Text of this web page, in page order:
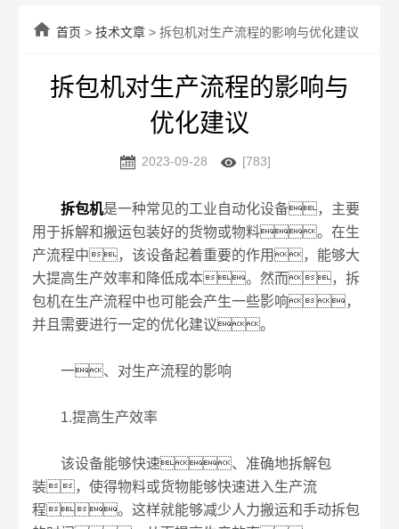
 首页 >技术文章 > 拆包机对生产流程的影响与优化建议
拆包机对生产流程的影响与
优化建议
 2023-09-28  [783]
拆包机是一种常见的工业自动化设备，主要
用于拆解和搬运包装好的货物或物料。在生
产流程中，该设备起着重要的作用，能够大
大提高生产效率和降低成本。然而，拆
包机在生产流程中也可能会产生一些影响，
并且需要进行一定的优化建议。
一、对生产流程的影响
1.提高生产效率
该设备能够快速、准确地拆解包
装，使得物料或货物能够快速进入生产流
程。这样就能够减少人力搬运和手动拆包